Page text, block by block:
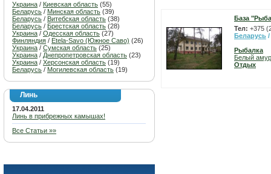
Украина / Киевская область (55)
Беларусь / Минская область (39)
Беларусь / Витебская область (38)
Беларусь / Брестская область (28)
Украина / Одесская область (27)
Финляндия / Etela-Savo (Южное Саво) (26)
Украина / Сумская область (25)
Украина / Днепропетровская область (23)
Украина / Херсонская область (19)
Беларусь / Могилевская область (19)
Линь
17.04.2011
Линь в прибрежных камышах!
Все Статьи »»
База
Тел: +375
Беларусь /
Рыбалка
Белый амур
Отдых